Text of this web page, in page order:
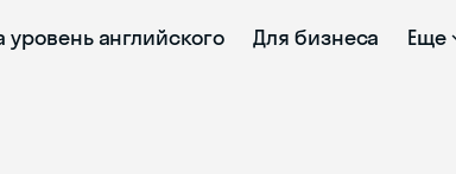
уровень английского Для бизнеса Еще